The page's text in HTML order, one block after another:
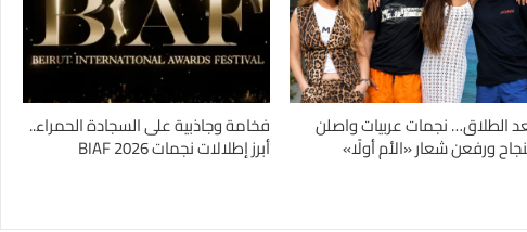
الطلاق… نجمات عربيات واصلن
ورفعن شعار «الأم أولًا»
فخامة وجاذبية على السجادة الحمراء..
أبرز إطلالات نجمات BIAF 2026